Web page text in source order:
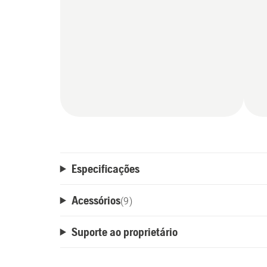
Especificações
Acessórios(9)
Suporte ao proprietário